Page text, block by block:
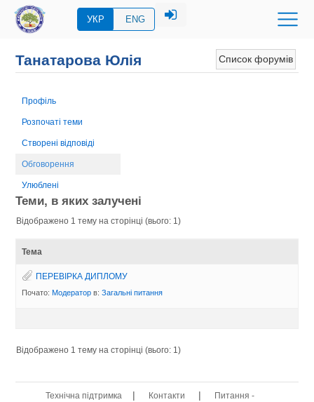
УКР ENG
Список форумів
Танатарова Юлія
Профіль
Розпочаті теми
Створені відповіді
Обговорення
Улюблені
Теми, в яких залучені
Відображено 1 тему на сторінці (вього: 1)
Тема
ПЕРЕВIРКА ДИПЛОМУ
Почато:Модератор в:Загальні питання
Відображено 1 тему на сторінці (вього: 1)
Технічна підтримка | Контакти |
Питання -